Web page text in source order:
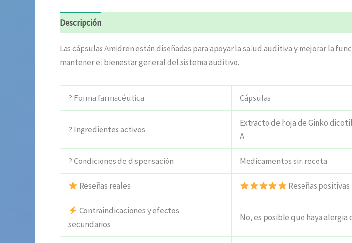
Descripción
Las cápsulas Amidren están diseñadas para apoyar la salud auditiva y mejorar la
mantener el bienestar general del sistema auditivo.
? Forma farmacéutica Cápsulas
? Ingredientes activos
Extracto de hoja de Ginko
A
? Condiciones de dispensación Medicamentos sin receta
Reseñas reales Reseñas positivas
Contraindicaciones y efectos
secundarios
No, es posible que haya